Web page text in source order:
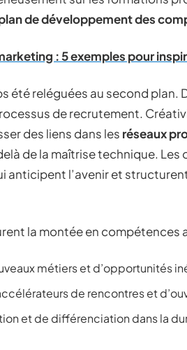
de développement des
: 5 exemples pour
été reléguées au second plan.
de recrutement.
des liens dans les réseaux
de la maîtrise technique. Les
anticipent l’avenir et
la montée en compétences
métiers et d’opportunités
de rencontres et
et de différenciation dans la